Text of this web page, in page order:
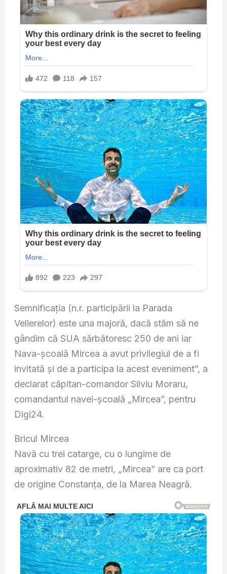
Semnificația (n.r. participării la Parada
Velierelor) este una majoră, dacă stăm să ne
gândim că SUA sărbătoresc 250 de ani iar
Nava-școală Mircea a avut privilegiul de a fi
invitată și de a participa la acest eveniment”, a
declarat căpitan-comandor Silviu Moraru,
comandantul navei-școală „Mircea”, pentru
Digi24.
Bricul Mircea
Navă cu trei catarge, cu o lungime de
aproximativ 82 de metri, „Mircea” are ca port
de origine Constanţa, de la Marea Neagră.